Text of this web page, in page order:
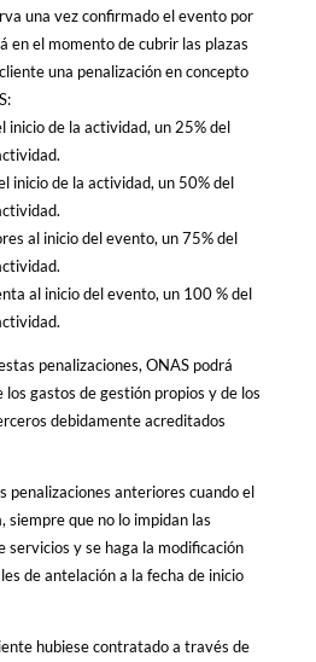
una vez confirmado el evento por
en el momento de cubrir las plazas
una penalización en concepto
inicio de la actividad, un 25% del
inicio de la actividad, un 50% del
al inicio del evento, un 75% del
al inicio del evento, un 100 % del
penalizaciones, ONAS podrá
los gastos de gestión propios y de los
debidamente acreditados
penalizaciones anteriores cuando el
siempre que no lo impidan las
servicios y se haga la modificación
de antelación a la fecha de inicio
hubiese contratado a través de